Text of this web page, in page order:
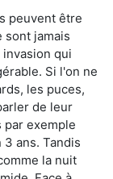
peuvent être
sont jamais
qui
Si l'on ne
les puces,
de leur
exemple
ans. Tandis
la nuit